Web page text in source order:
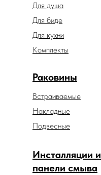
Раковины
Встраиваемые
Накладные
Подвесные
Для биде
Для душа
Для кухни
Инсталляции и
панели смыва
Комплекты